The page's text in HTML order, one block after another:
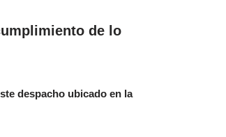
de lo
despacho ubicado en la